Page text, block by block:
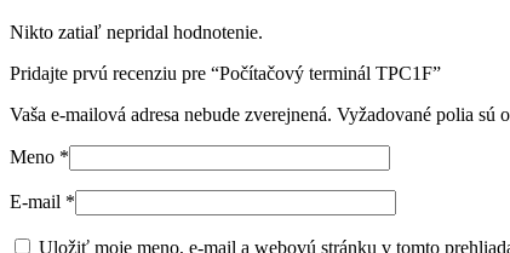
Nikto zatiaľ nepridal hodnotenie.
Pridajte prvú recenziu pre “Počítačový terminál TPC1F”
Vaša e-mailová adresa nebude zverejnená. Vyžadované polia sú
Meno *
E-mail *
Uložiť moje meno, e-mail a webovú stránku v tomto